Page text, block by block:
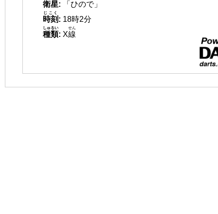
衛星:
「ひので」
時刻
じこく
: 18時2分
種類
しゅるい
: X線
せん